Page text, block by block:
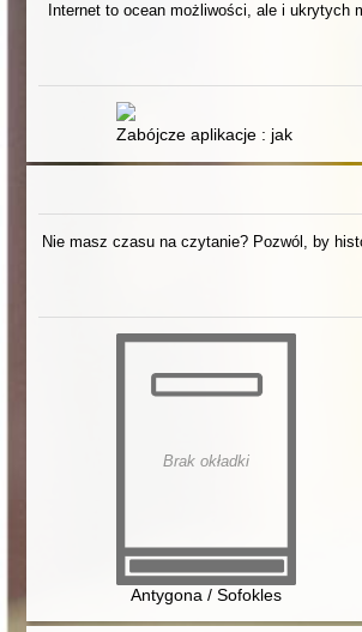
Internet to ocean możliwości, ale i ukrytych
Zabójcze aplikacje : jak
Nie masz czasu na czytanie? Pozwól, by
Brak okładki
Antygona / Sofokles